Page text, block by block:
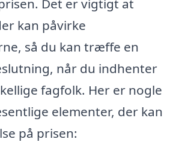
kan påvirke
så du kan træffe en
når du indhenter
fagfolk. Her er nogle
elementer, der kan
på prisen: